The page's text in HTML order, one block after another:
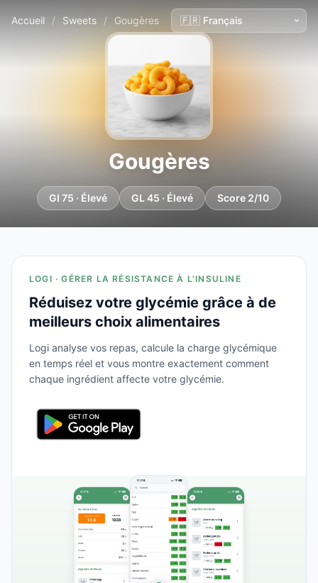
Accueil / Sweets / Gougères
Gougères
GI 75 · Élevé GL 45 · Élevé Score 2/10
LOGI · GÉRER LA RÉSISTANCE À L'INSULINE
Réduisez votre glycémie grâce à de
meilleurs choix alimentaires
Logi analyse vos repas, calcule la charge glycémique
en temps réel et vous montre exactement comment
chaque ingrédient affecte votre glycémie.